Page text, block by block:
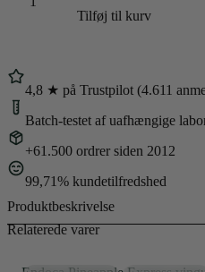
Tilføj til kurv
4,8 ★ på Trustpilot (4.611
Batch-testet af uafhængige
+61.500 ordrer siden 2012
99,71% kundetilfredshed
Produktbeskrivelse
Relaterede varer